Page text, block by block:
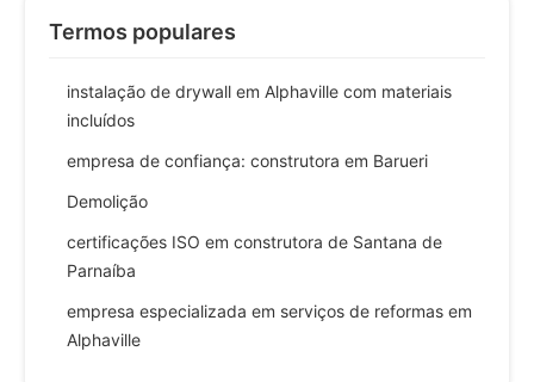
Termos populares
instalação de drywall em Alphaville com materiais
incluídos
empresa de confiança: construtora em Barueri
Demolição
certificações ISO em construtora de Santana de
Parnaíba
empresa especializada em serviços de reformas em
Alphaville